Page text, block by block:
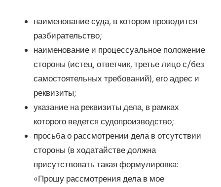
наименование суда, в котором проводится
разбирательство;
наименование и процессуальное положение
стороны (истец, ответчик, третье лицо с/без
самостоятельных требований), его адрес и
реквизиты;
указание на реквизиты дела, в рамках
которого ведется судопроизводство;
просьба о рассмотрении дела в отсутствии
стороны (в ходатайстве должна
присутствовать такая формулировка:
«Прошу рассмотрения дела в мое